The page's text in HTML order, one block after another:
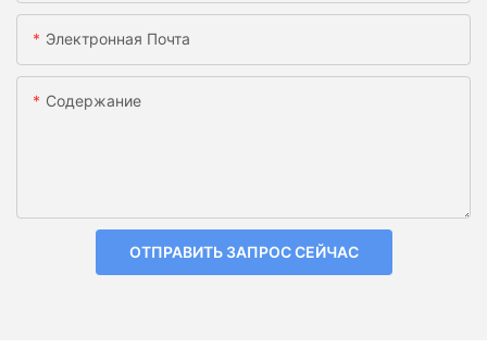
Электронная Почта
Содержание
ОТПРАВИТЬ ЗАПРОС СЕЙЧАС